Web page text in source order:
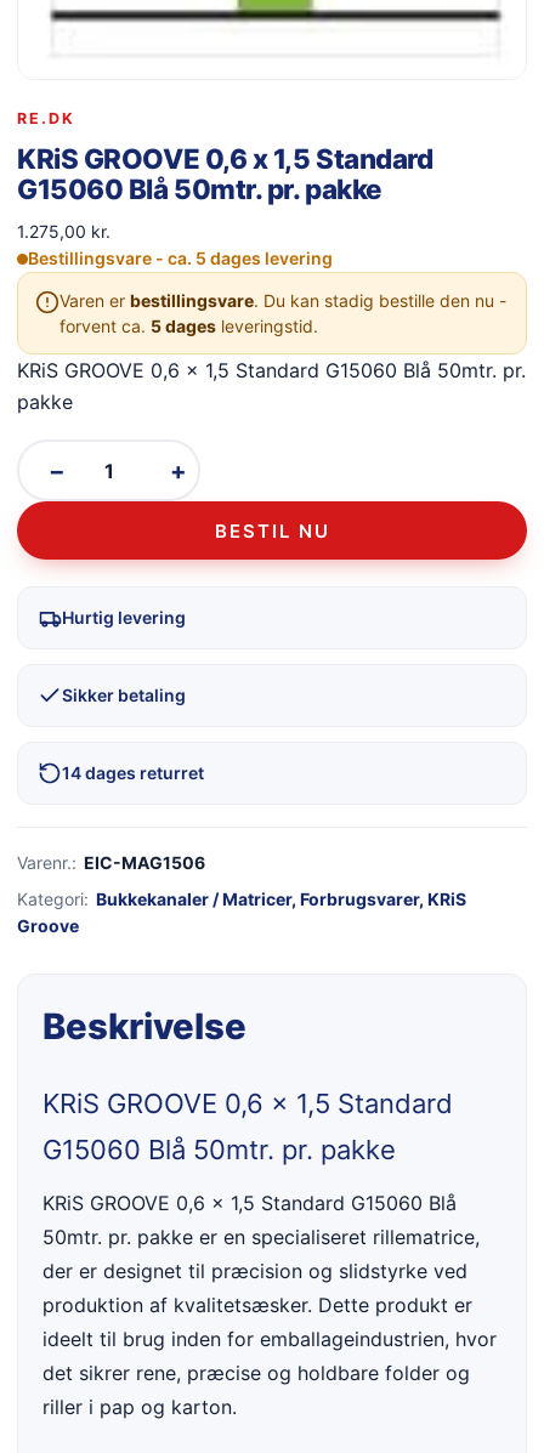
RE.DK
KRiS GROOVE 0,6 x 1,5 Standard
G15060 Blå 50mtr. pr. pakke
1.275,00 kr.
Bestillingsvare - ca. 5 dages levering
Varen er bestillingsvare. Du kan stadig bestille den nu -
forvent ca. 5 dages leveringstid.
KRiS GROOVE 0,6 x 1,5 Standard G15060 Blå 50mtr. pr.
pakke
− +
BESTIL NU
Hurtig levering
Sikker betaling
14 dages returret
Varenr.: EIC-MAG1506
Kategori: Bukkekanaler / Matricer, Forbrugsvarer, KRiS
Groove
Beskrivelse
KRiS GROOVE 0,6 x 1,5 Standard
G15060 Blå 50mtr. pr. pakke
KRiS GROOVE 0,6 x 1,5 Standard G15060 Blå
50mtr. pr. pakke er en specialiseret rillematrice,
der er designet til præcision og slidstyrke ved
produktion af kvalitetsæsker. Dette produkt er
ideelt til brug inden for emballageindustrien, hvor
det sikrer rene, præcise og holdbare folder og
riller i pap og karton.